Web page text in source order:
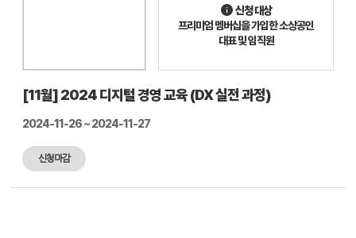
[11월] 2024 디지털 경영 교육 (DX 실전 과정)
2024-11-26 ~ 2024-11-27
신청마감
신청 대상
프리미엄 멤버십을 가입한 소상공인
대표 및 임직원